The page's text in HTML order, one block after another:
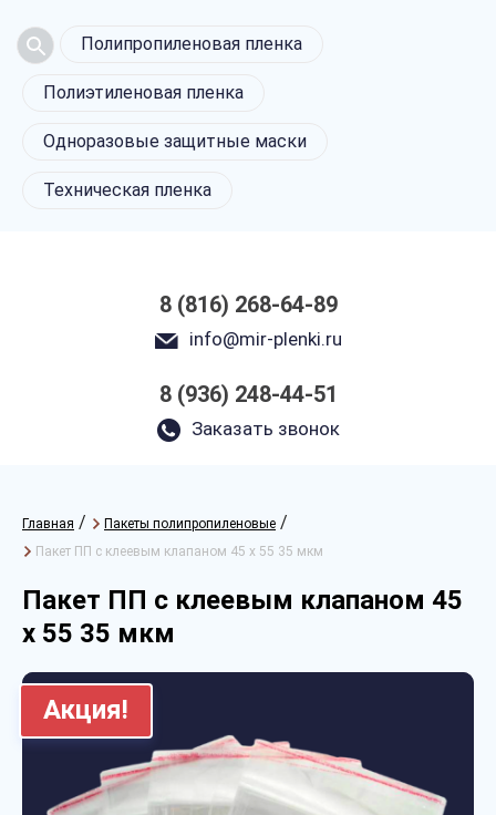
Полипропиленовая пленка
Полиэтиленовая пленка
Одноразовые защитные маски
Техническая пленка
8 (816) 268-64-89
info@mir-plenki.ru
8 (936) 248-44-51
Заказать звонок
Главная / Пакеты полипропиленовые /
Пакет ПП с клеевым клапаном 45 х 55 35 мкм
Пакет ПП с клеевым клапаном 45
х 55 35 мкм
Акция!